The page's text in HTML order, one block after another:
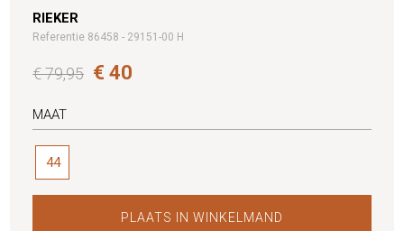
RIEKER
Referentie 86458 - 29151-00 H
€ 79,95 € 40
MAAT
44
PLAATS IN WINKELMAND